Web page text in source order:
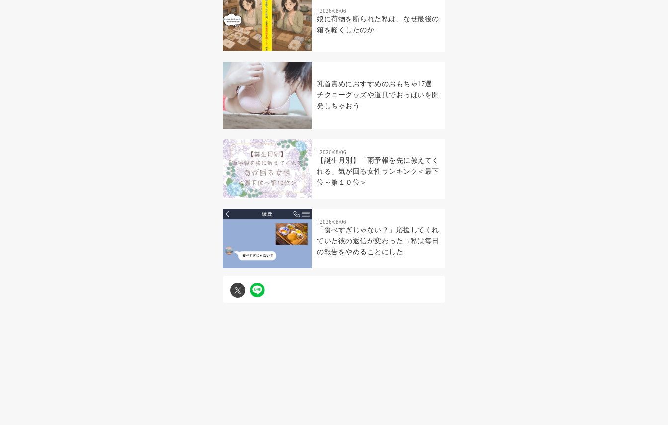
2026/08/06
娘に荷物を断られた私は、なぜ最後の
箱を軽くしたのか
乳首責めにおすすめのおもちゃ17選
チクニーグッズや道具でおっぱいを開
発しちゃおう
2026/08/06
【誕生月別】「雨予報を先に教えてく
れる」気が回る女性ランキング＜最下
位～第１０位＞
2026/08/06
「食べすぎじゃない？」応援してくれ
ていた彼の返信が変わった→私は毎日
の報告をやめることにした